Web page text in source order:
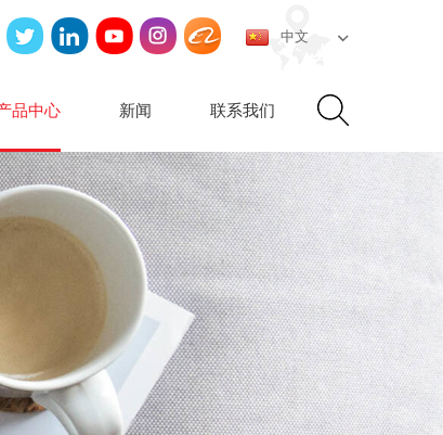
中文
品中心 新闻 联系我们